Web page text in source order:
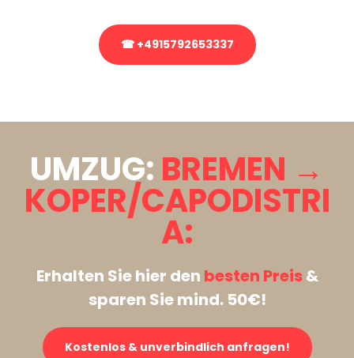
☎ +4915792653337
UMZUG: BREMEN →
KOPER/CAPODISTRI
A:
Erhalten Sie hier den besten Preis&
sparen Sie mind. 50€!
Kostenlos & unverbindlich anfragen!